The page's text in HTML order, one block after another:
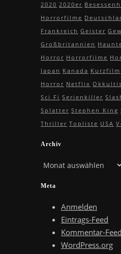
2020 2020er
Horrorfilme
Frankreich Geister
Großbritannien
Horror Horrorfilme
Japan Kanada Kurzfilm
Horror Netflix
Sci Fi Serienkiller
Splatter Stephen King
Thriller Topliste USA
Archiv
Archiv
Meta
Anmelden
Eintrags-Feed
Kommentar-Feed
WordPress.org